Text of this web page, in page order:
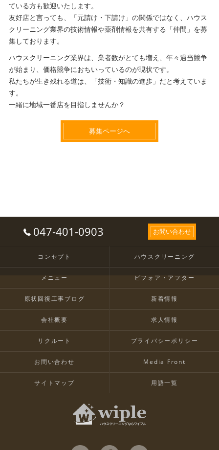
ている方も歓迎いたします。
友好店と言っても、「元請け・下請け」の関係ではなく、ハウス
クリーニング業界の技術情報や薬剤情報を共有する「仲間」を募
集しております。
ハウスクリーニング業界は、業者数がとても増え、年々過当競争
が始まり、価格競争におちいっているのが現状です。
私たちが生き残れる道は、「技術・知識の進歩」だと考えていま
す。
一緒に地域一番店を目指しませんか？
募集ページへ
047-401-0903 お問い合わせ
コンセプト ハウスクリーニング
メニュー ビフォア・アフター
原状回復工事ブログ 新着情報
会社概要 求人情報
リクルート プライバシーポリシー
お問い合わせ Media Front
サイトマップ 用語一覧